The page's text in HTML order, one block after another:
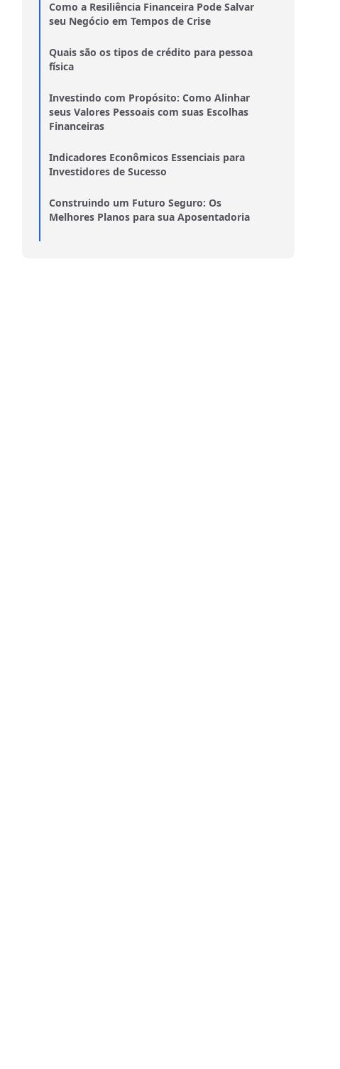
Como a Resiliência Financeira Pode Salvar
seu Negócio em Tempos de Crise
Quais são os tipos de crédito para pessoa
física
Investindo com Propósito: Como Alinhar
seus Valores Pessoais com suas Escolhas
Financeiras
Indicadores Econômicos Essenciais para
Investidores de Sucesso
Construindo um Futuro Seguro: Os
Melhores Planos para sua Aposentadoria